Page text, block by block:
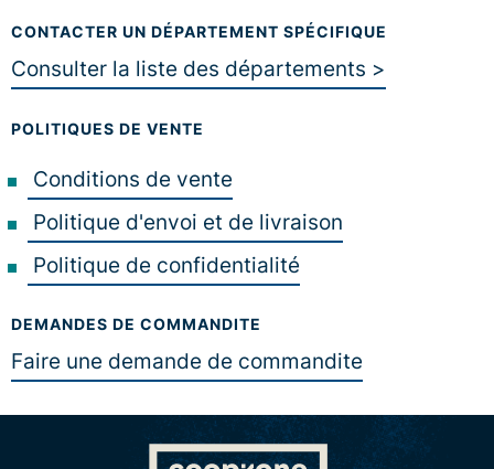
CONTACTER UN DÉPARTEMENT SPÉCIFIQUE
Consulter la liste des départements >
POLITIQUES DE VENTE
Conditions de vente
Politique d'envoi et de livraison
Politique de confidentialité
DEMANDES DE COMMANDITE
Faire une demande de commandite